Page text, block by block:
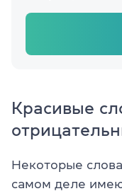
Красивые
Некоторые
самом деле